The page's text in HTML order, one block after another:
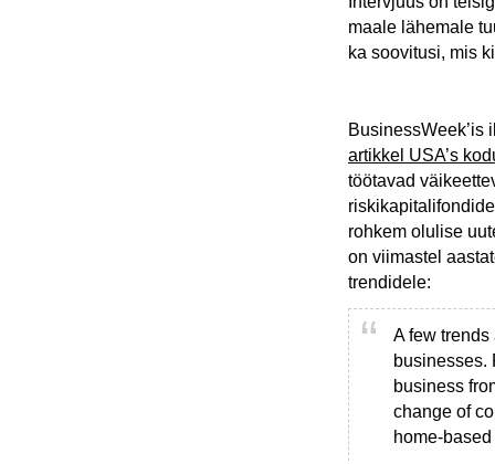
maale lähemale
ka soovitusi, mis
BusinessWeek’is
artikkel USA’s
töötavad
rohkem olulise
on viimastel
trendidele:
A few
businesses.
business
change of
home-